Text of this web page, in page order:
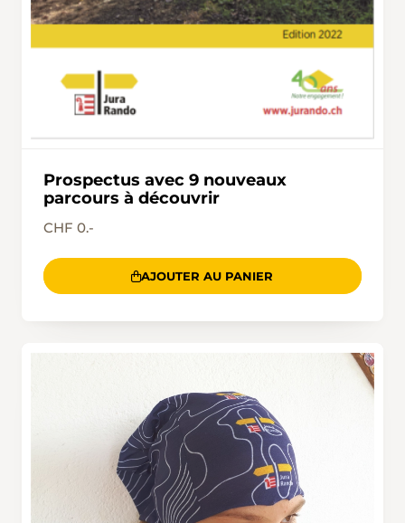
Prospectus avec 9 nouveaux
parcours à découvrir
CHF 0.-
AJOUTER AU PANIER